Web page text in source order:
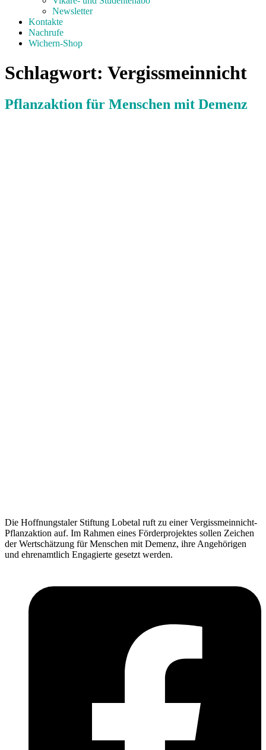
Newsletter
Kontakte
Nachrufe
Wichern-Shop
Schlagwort: Vergissmeinnicht
Pflanz­aktion für Menschen mit Demenz
Die Hoffnungstaler Stiftung Lobetal ruft zu einer Vergissmeinnicht-
Pflanz­aktion auf. Im Rahmen eines Förderprojektes sollen Zeichen
der Wertschätzung für Menschen mit Demenz, ihre Angehörigen
und ehrenamtlich Engagierte gesetzt werden.